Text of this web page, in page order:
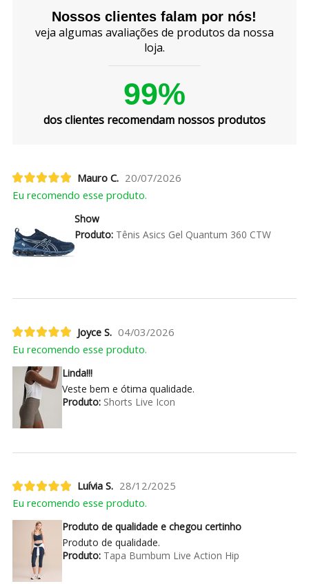
Nossos clientes falam por nós!
veja algumas avaliações de produtos da nossa
loja.
99%
dos clientes recomendam nossos produtos
Mauro C. 20/07/2026
Eu recomendo esse produto.
Show
Produto:Tênis Asics Gel Quantum 360 CTW
Joyce S. 04/03/2026
Eu recomendo esse produto.
Linda!!!
Veste bem e ótima qualidade.
Produto:Shorts Live Icon
Luívia S. 28/12/2025
Eu recomendo esse produto.
Produto de qualidade e chegou certinho
Produto de qualidade.
Produto:Tapa Bumbum Live Action Hip